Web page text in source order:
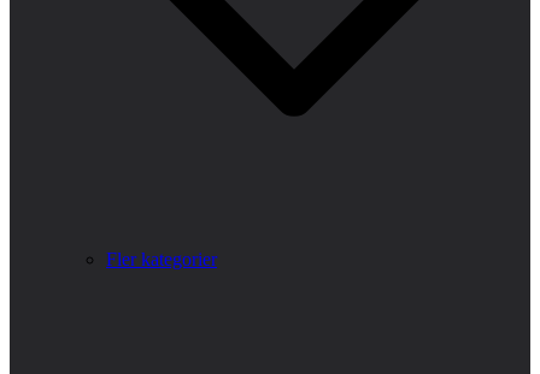
Fler kategorier